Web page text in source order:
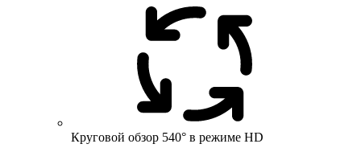
Круговой обзор 540° в режиме HD